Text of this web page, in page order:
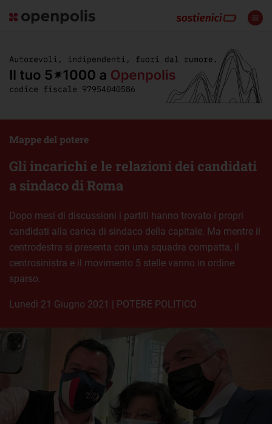
Gli incarichi e le relazioni dei candidati
a sindaco di Roma
Mappe del potere
Dopo mesi di discussioni i partiti hanno trovato i propri
candidati alla carica di sindaco della capitale. Ma mentre il
centrodestra si presenta con una squadra compatta, il
centrosinistra e il movimento 5 stelle vanno in ordine
sparso.
lunedì 21 Giugno 2021 | POTERE POLITICO